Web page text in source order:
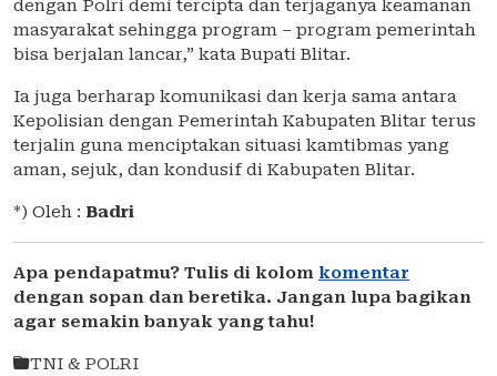
dengan Polri demi tercipta dan terjaganya keamanan
masyarakat sehingga program – program pemerintah
bisa berjalan lancar,” kata Bupati Blitar.
Ia juga berharap komunikasi dan kerja sama antara
Kepolisian dengan Pemerintah Kabupaten Blitar terus
terjalin guna menciptakan situasi kamtibmas yang
aman, sejuk, dan kondusif di Kabupaten Blitar.
*) Oleh : Badri
Apa pendapatmu? Tulis di kolom komentar
dengan sopan dan beretika. Jangan lupa bagikan
agar semakin banyak yang tahu!
TNI & POLRI